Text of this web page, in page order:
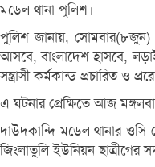
মডেল থানা পুলিশ।
পুলিশ জানায়, সোমবার(৮জুন)
আসবে, বাংলাদেশ হাসবে,
সন্ত্রাসী কর্মকান্ড প্রচারিত ও
এ ঘটনার প্রেক্ষিতে আজ
দাউদকান্দি মডেল থানার ওসি
জিংলাতুলি ইউনিয়ন